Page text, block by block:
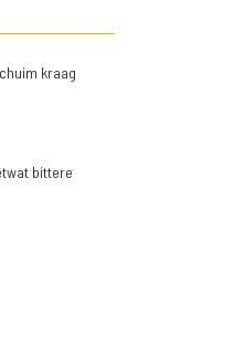
kraag
bittere